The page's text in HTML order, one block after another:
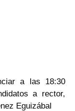
a las 18:30
a rector,
Eguizábal